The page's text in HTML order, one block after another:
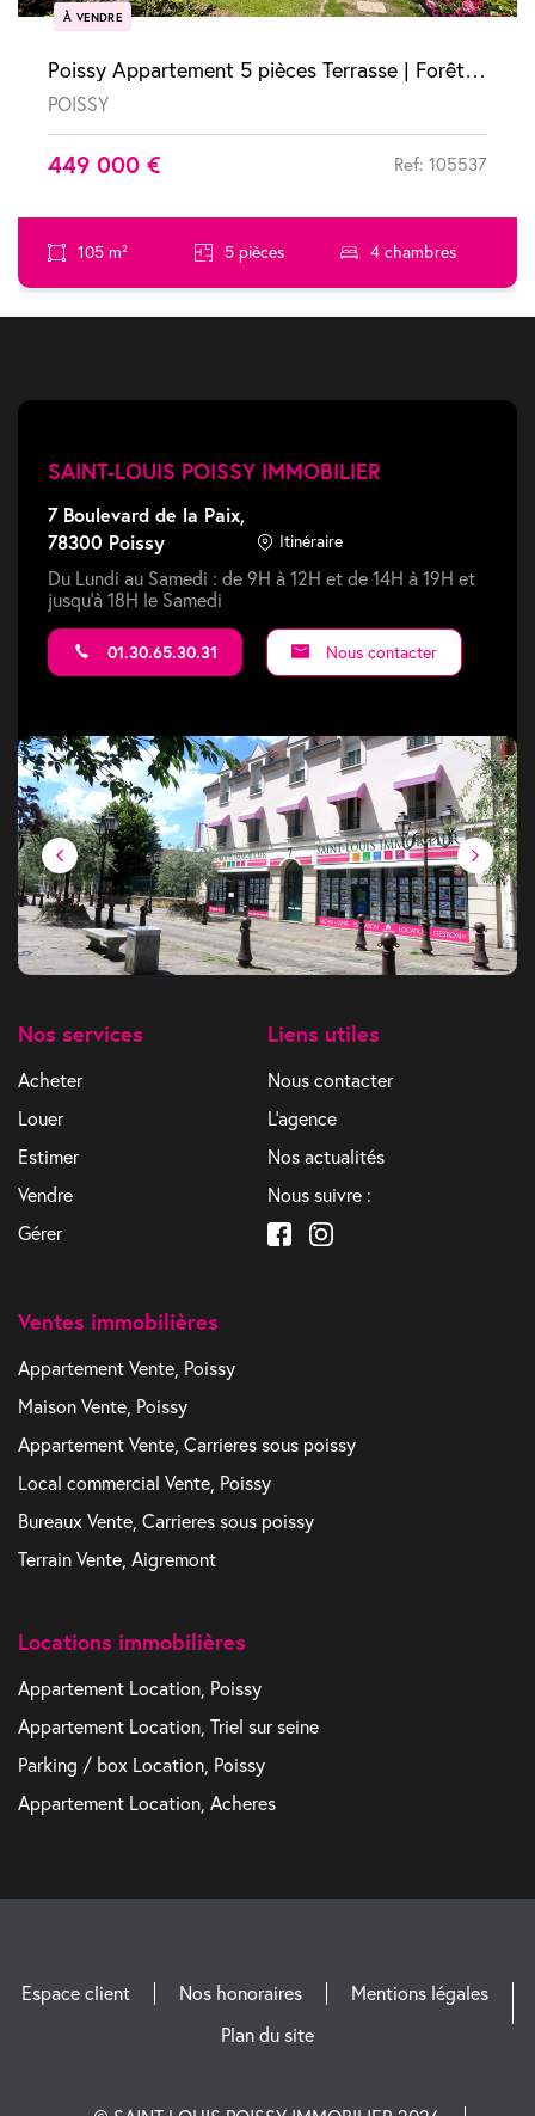
À VENDRE
Poissy Appartement 5 pièces Terrasse | Forêt à 10min & RER A à 17 min
POISSY
449 000 € Ref: 105537
105 m² 5 pièces 4 chambres
SAINT-LOUIS POISSY IMMOBILIER
7 Boulevard de la Paix,
78300 Poissy
Itinéraire
Du Lundi au Samedi : de 9H à 12H et de 14H à 19H et
jusqu'à 18H le Samedi
01.30.65.30.31 Nous contacter
Nos services
Acheter
Louer
Estimer
Vendre
Gérer
Liens utiles
Nous contacter
L'agence
Nos actualités
Nous suivre :
Ventes immobilières
Appartement Vente, Poissy
Maison Vente, Poissy
Appartement Vente, Carrieres sous poissy
Local commercial Vente, Poissy
Bureaux Vente, Carrieres sous poissy
Terrain Vente, Aigremont
Locations immobilières
Appartement Location, Poissy
Appartement Location, Triel sur seine
Parking / box Location, Poissy
Appartement Location, Acheres
Espace client Nos honoraires
Mentions légales
Plan du site